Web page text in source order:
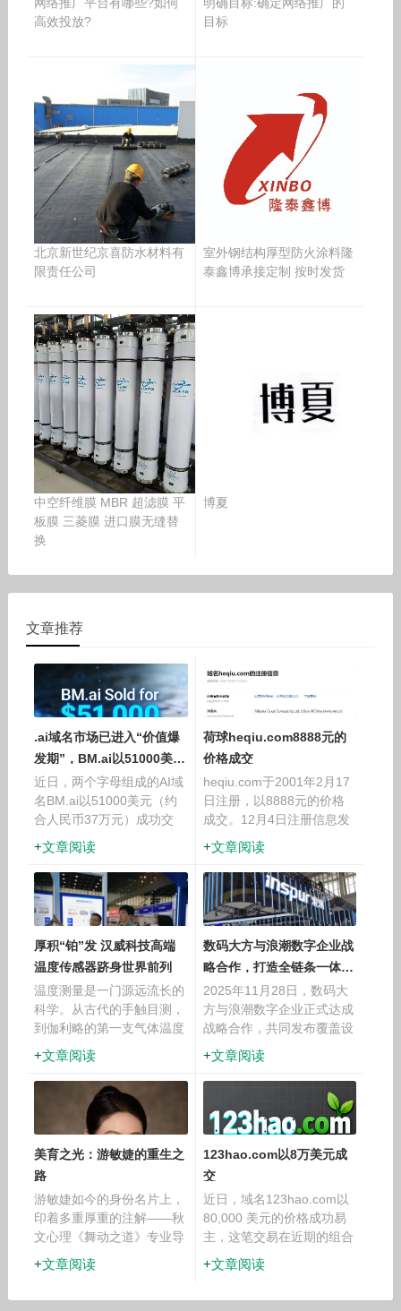
高效投放?
目标
北京新世纪京喜防水材料有
限责任公司
室外钢结构厚型防火涂料隆
泰鑫博承接定制 按时发货
中空纤维膜 MBR 超滤膜 平
板膜 三菱膜 进口膜无缝替
换
博夏
文章推荐
.ai域名市场已进入“价值爆
发期”，BM.ai以51000美元
成交
近日，两个字母组成的AI域
名BM.ai以51000美元（约
合人民币37万元）成功交
易，再次印证了.ai域名在全
球数字资产市场的火热行
情。这枚仅由两个字母组成
的域名，凭借简洁易记的特
性和与AI赛道
文章阅读
荷球heqiu.com8888元的
价格成交
heqiu.com于2001年2月17
日注册，以8888元的价格
成交。12月4日注册信息发
生变更。域名前缀有荷球等
含义。该域名曾被一家名
为“何求”的设计平台启用，
提供网站建设、艺术设计、
软件及编
文章阅读
厚积“铂”发 汉威科技高端
温度传感器跻身世界前列
温度测量是一门源远流长的
科学。从古代的手触目测，
到伽利略的第一支气体温度
计，再到现代工业社会对温
度精准测量的迫切需求，人
类在这条探索之路上已走过
上千年。在众多温度传感技
术中，薄膜铂电阻因其卓越
文章阅读
数码大方与浪潮数字企业战
略合作，打造全链条一体
化“中国方案”
2025年11月28日，数码大
方与浪潮数字企业正式达成
战略合作，共同发布覆盖设
计、工艺、制造、经营全链
条一体化解决方案。数码大
方董事兼总裁雷毅、浪潮集
团高级副总裁兼浪潮数字企
业董事长赵震，以及双
文章阅读
美育之光：游敏婕的重生之
路
游敏婕如今的身份名片上，
印着多重厚重的注解——秋
文心理《舞动之道》专业导
师、中国东方文化研究会委
员、美国科罗拉多荣誉博
文章阅读
123hao.com以8万美元成
交
近日，域名123hao.com以
80,000 美元的价格成功易
主，这笔交易在近期的组合
域名成交中颇为亮眼。数字
与拼音结合的结构向来在市
文章阅读